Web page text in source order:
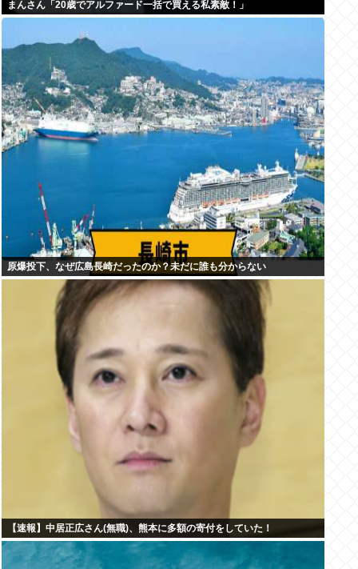
まんさん「20歳でアルファード一括で買える私素敵！」
原爆投下、なぜ広島長崎だったのか？未だに誰も分からない
【速報】中居正広さん(無職)、熊本に多額の寄付をしていた！